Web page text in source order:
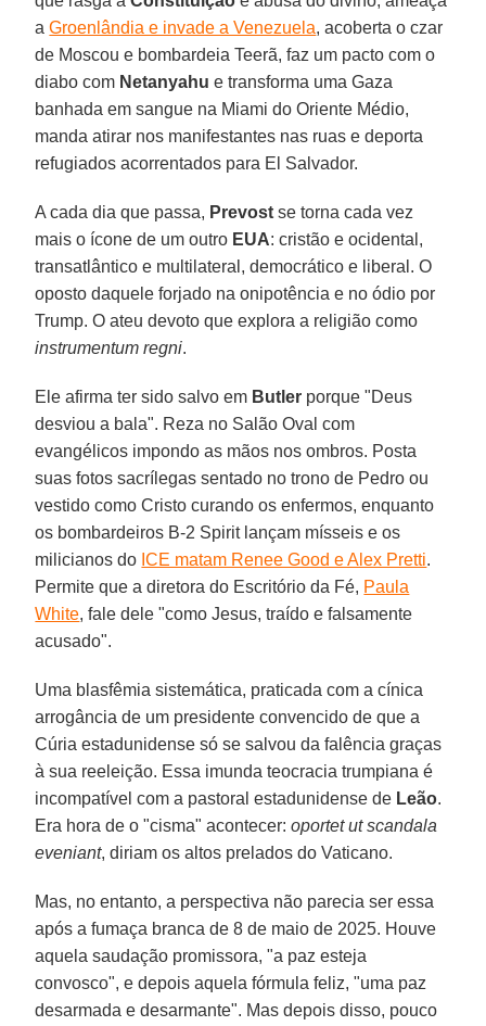
aGroenlândia e invade a Venezuela, acoberta o czar
de Moscou e bombardeia Teerã, faz um pacto com o
diabo com Netanyahu e transforma uma Gaza
banhada em sangue na Miami do Oriente Médio,
manda atirar nos manifestantes nas ruas e deporta
refugiados acorrentados para El Salvador.
A cada dia que passa, Prevost se torna cada vez
mais o ícone de um outro EUA: cristão e ocidental,
transatlântico e multilateral, democrático e liberal. O
oposto daquele forjado na onipotência e no ódio por
Trump. O ateu devoto que explora a religião como
instrumentum regni.
Ele afirma ter sido salvo em Butler porque "Deus
desviou a bala". Reza no Salão Oval com
evangélicos impondo as mãos nos ombros. Posta
suas fotos sacrílegas sentado no trono de Pedro ou
vestido como Cristo curando os enfermos, enquanto
os bombardeiros B-2 Spirit lançam mísseis e os
milicianos do ICE matam Renee Good e Alex Pretti.
Permite que a diretora do Escritório da Fé, Paula
White, fale dele "como Jesus, traído e falsamente
acusado".
Uma blasfêmia sistemática, praticada com a cínica
arrogância de um presidente convencido de que a
Cúria estadunidense só se salvou da falência graças
à sua reeleição. Essa imunda teocracia trumpiana é
incompatível com a pastoral estadunidense de Leão.
Era hora de o "cisma" acontecer:oportet ut scandala
eveniant, diriam os altos prelados do Vaticano.
Mas, no entanto, a perspectiva não parecia ser essa
após a fumaça branca de 8 de maio de 2025. Houve
aquela saudação promissora, "a paz esteja
convosco", e depois aquela fórmula feliz, "uma paz
desarmada e desarmante". Mas depois disso, pouco